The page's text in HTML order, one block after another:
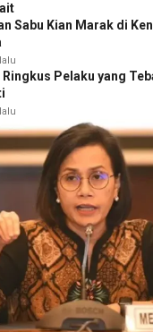
Sabu Kian Marak di
Ringkus Pelaku yang